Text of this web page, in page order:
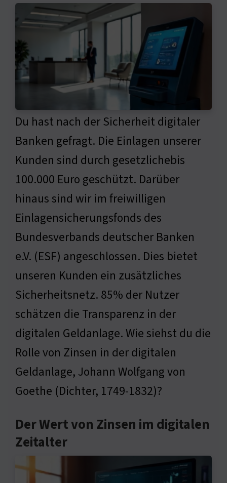
Du hast nach der Sicherheit digitaler
Banken gefragt. Die Einlagen unserer
Kunden sind durch gesetzlichebis
100.000 Euro geschützt. Darüber
hinaus sind wir im freiwilligen
Einlagensicherungsfonds des
Bundesverbands deutscher Banken
e.V. (ESF) angeschlossen. Dies bietet
unseren Kunden ein zusätzliches
Sicherheitsnetz. 85% der Nutzer
schätzen die Transparenz in der
digitalen Geldanlage. Wie siehst du die
Rolle von Zinsen in der digitalen
Geldanlage, Johann Wolfgang von
Goethe (Dichter, 1749-1832)?
Der Wert von Zinsen im digitalen
Zeitalter